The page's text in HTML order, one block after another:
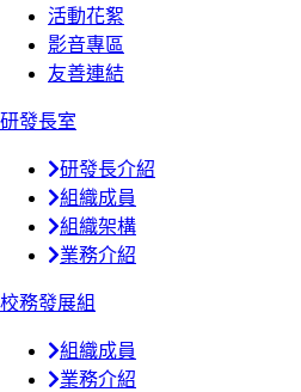
活動花絮
影音專區
友善連結
研發長室
研發長介紹
組織成員
組織架構
業務介紹
校務發展組
組織成員
業務介紹